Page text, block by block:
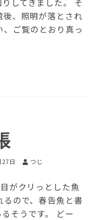
後、照明が落とされ
、ご覧のとおり真っ
日 つじ
がクリっとした魚
るので、春告魚と書
そうです。 どー